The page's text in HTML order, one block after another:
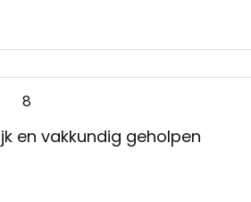
8
en vakkundig geholpen